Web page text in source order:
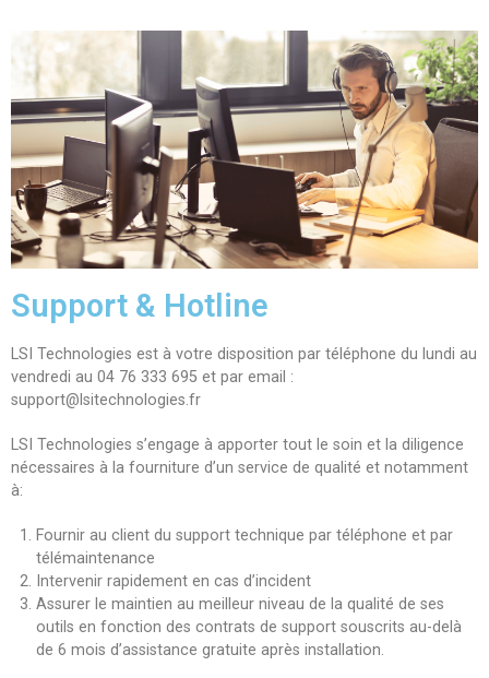
Support & Hotline
LSI Technologies est à votre disposition par téléphone du lundi au
vendredi au 04 76 333 695 et par email :
support@lsitechnologies.fr
LSI Technologies s’engage à apporter tout le soin et la diligence
nécessaires à la fourniture d’un service de qualité et notamment
à:
Fournir au client du support technique par téléphone et par
télémaintenance
Intervenir rapidement en cas d’incident
Assurer le maintien au meilleur niveau de la qualité de ses
outils en fonction des contrats de support souscrits au-delà
de 6 mois d’assistance gratuite après installation.